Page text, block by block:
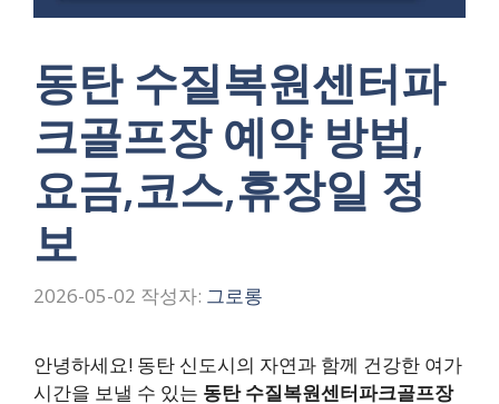
동탄 수질복원센터파
크골프장 예약 방법,
요금,코스,휴장일 정
보
2026-05-02 작성자: 그로롱
안녕하세요! 동탄 신도시의 자연과 함께 건강한 여가
시간을 보낼 수 있는 동탄 수질복원센터파크골프장